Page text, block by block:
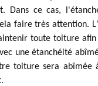
Dans ce cas,
faire très attention.
toute toiture afin
une étanchéité
toiture sera abîmée